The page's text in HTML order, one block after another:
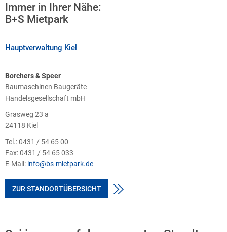
Immer in Ihrer Nähe:
B+S Mietpark
Hauptverwaltung Kiel
Borchers & Speer
Baumaschinen Baugeräte
Handelsgesellschaft mbH
Grasweg 23 a
24118 Kiel
Tel.:0431 / 54 65 00
Fax:0431 / 54 65 033
E-Mail: info@bs-mietpark.de
ZUR STANDORTÜBERSICHT